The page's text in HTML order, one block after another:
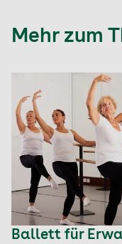
Mehr zum
Ballett für